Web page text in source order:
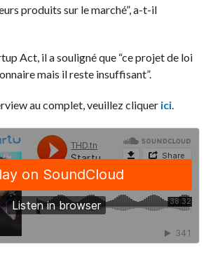
produits sur le marché”, a-t-il
Act, il a souligné que “ce projet de loi
mais il reste insuffisant”.
au complet, veuillez cliquer ici.